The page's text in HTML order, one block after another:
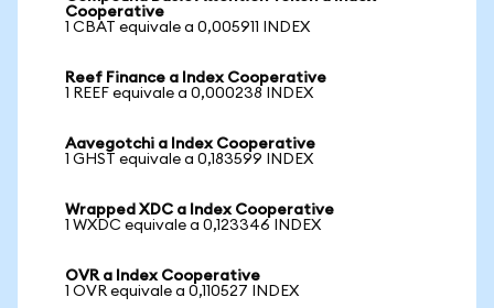
Cooperative
1 CBAT equivale a 0,005911 INDEX
Reef Finance a Index Cooperative
1 REEF equivale a 0,000238 INDEX
Aavegotchi a Index Cooperative
1 GHST equivale a 0,183599 INDEX
Wrapped XDC a Index Cooperative
1 WXDC equivale a 0,123346 INDEX
OVR a Index Cooperative
1 OVR equivale a 0,110527 INDEX